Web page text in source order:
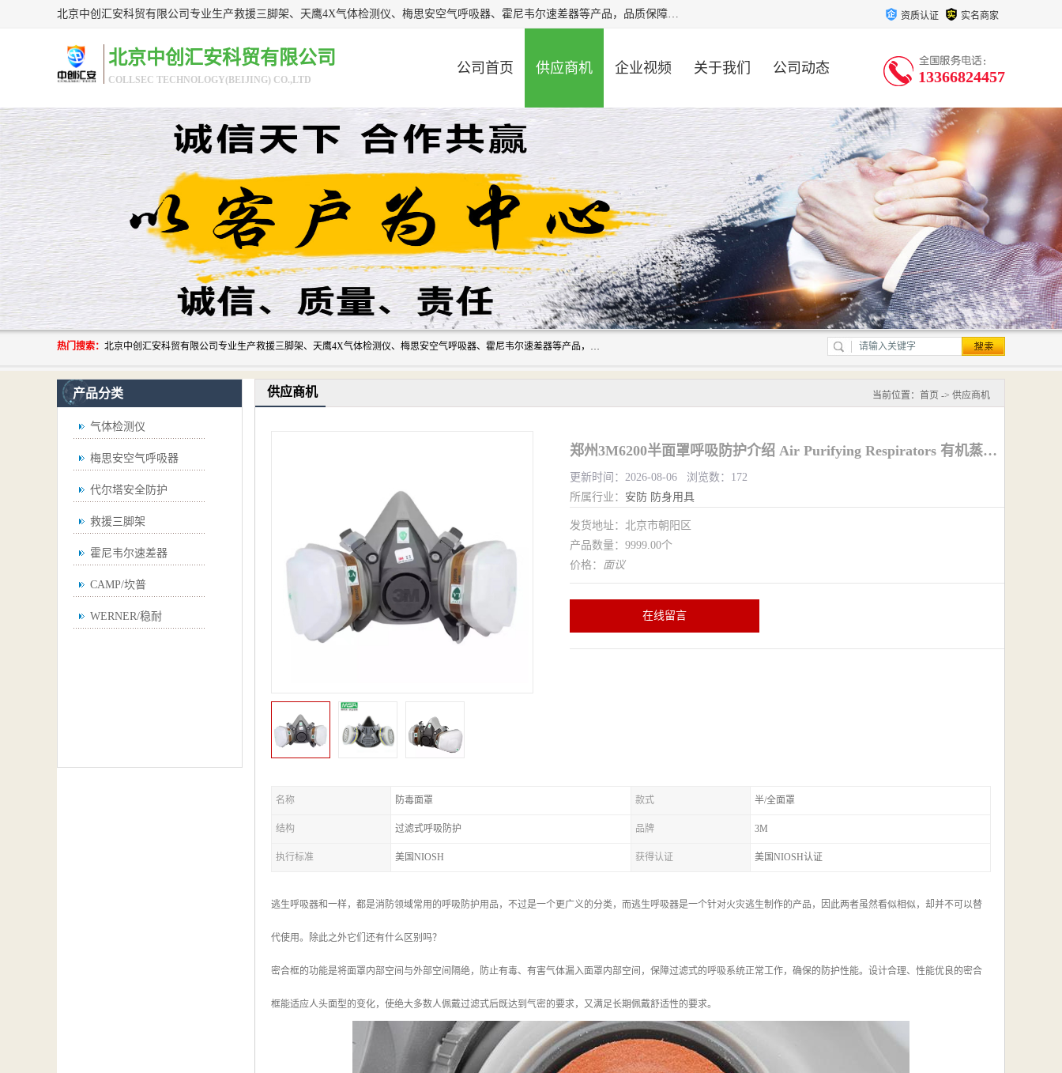
北京中创汇安科贸有限公司专业生产救援三脚架、天鹰4X气体检测仪、梅思安空气呼吸器、霍尼韦尔速差器等产品，品质保障，价格合理，欢迎在线致电咨询。 资质认证 实名商家
北京中创汇安科贸有限公司
COLLSEC TECHNOLOGY(BEIJING) CO.,LTD
公司首页 供应商机 企业视频 关于我们 公司动态 13366824457
热门搜索： 北京中创汇安科贸有限公司专业生产救援三脚架、天鹰4X气体检测仪、梅思安空气呼吸器、霍尼韦尔速差器等产品，品质保障，价格合理，欢迎在线致电咨询。
产品分类
气体检测仪
梅思安空气呼吸器
代尔塔安全防护
救援三脚架
霍尼韦尔速差器
CAMP/坎普
WERNER/稳耐
供应商机 当前位置： 首页 -> 供应商机
郑州3M6200半面罩呼吸防护介绍 Air Purifying Respirators 有机蒸汽过滤式防护
更新时间：2026-08-06 浏览数：172
所属行业： 安防 防身用具
发货地址：北京市朝阳区
产品数量：9999.00个
价格： 面议
在线留言
名称 防毒面罩 款式 半/全面罩
结构 过滤式呼吸防护 品牌 3M
执行标准 美国NIOSH 获得认证 美国NIOSH认证
逃生呼吸器和一样，都是消防领域常用的呼吸防护用品，不过是一个更广义的分类，而逃生呼吸器是一个针对火灾逃生制作的产品，因此两者虽然看似相似，却并不可以替
代使用。除此之外它们还有什么区别吗？
密合框的功能是将面罩内部空间与外部空间隔绝，防止有毒、有害气体漏入面罩内部空间，保障过滤式的呼吸系统正常工作，确保的防护性能。设计合理、性能优良的密合
框能适应人头面型的变化，使绝大多数人佩戴过滤式后既达到气密的要求，又满足长期佩戴舒适性的要求。